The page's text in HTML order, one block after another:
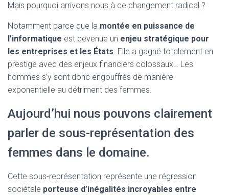
Mais pourquoi arrivons nous à ce changement radical ?
Notamment parce que la montée en puissance de
l’informatique est devenue un enjeu stratégique pour
les entreprises et les États. Elle a gagné totalement en
prestige avec des enjeux financiers colossaux… Les
hommes s’y sont donc engouffrés de manière
exponentielle au détriment des femmes.
Aujourd’hui nous pouvons clairement
parler de sous-représentation des
femmes dans le domaine.
Cette sous-représentation représente une régression
sociétale porteuse d’inégalités incroyables entre